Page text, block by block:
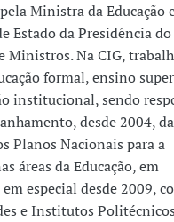
Ministra da Educação
Estado da Presidência do
Ministros. Na CIG,
formal, ensino
institucional, sendo
desde 2004, da
Planos Nacionais para a
áreas da Educação, em
especial desde 2009,
e Institutos